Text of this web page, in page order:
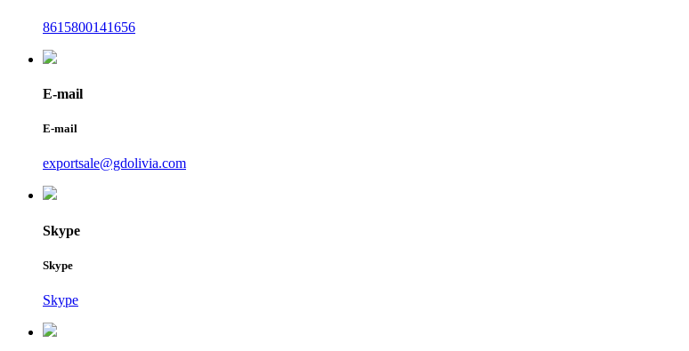
8615800141656
E-mail
E-mail
exportsale@gdolivia.com
Skype
Skype
Skype